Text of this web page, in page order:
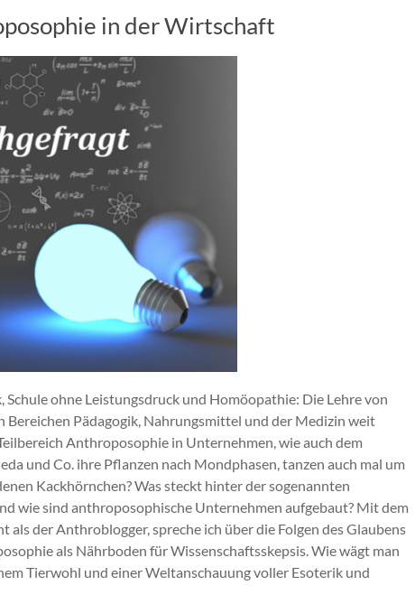
in der Wirtschaft
ohne Leistungsdruck und Homöopathie: Die Lehre von
Bereichen Pädagogik, Nahrungsmittel und der Medizin weit
Anthroposophie in Unternehmen, wie auch dem
und Co. ihre Pflanzen nach Mondphasen, tanzen auch mal um
Kackhörnchen? Was steckt hinter der sogenannten
wie sind anthroposophische Unternehmen aufgebaut? Mit dem
als der Anthroblogger, spreche ich über die Folgen des Glaubens
als Nährboden für Wissenschaftsskepsis. Wie wägt man
Tierwohl und einer Weltanschauung voller Esoterik und